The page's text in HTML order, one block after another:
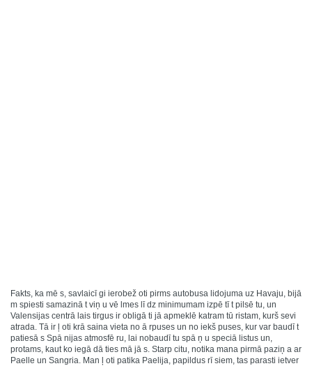
Fakts, ka mē s, savlaicī gi ierobež oti pirms autobusa lidojuma uz Havaju, bijā
m spiesti samazinā t viņ u vē lmes lī dz minimumam izpē tī t pilsē tu, un
Valensijas centrā lais tirgus ir obligā ti jā apmeklē katram tū ristam, kurš sevi
atrada. Tā ir ļ oti krā saina vieta no ā rpuses un no iekš puses, kur var baudī t
patiesā s Spā nijas atmosfē ru, lai nobaudī tu spā ņ u speciā listus un,
protams, kaut ko iegā dā ties mā jā s. Starp citu, notika mana pirmā paziņ a ar
Paelle un Sangria. Man ļ oti patika Paelija, papildus rī siem, tas parasti ietver